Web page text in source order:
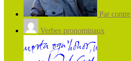
Par contre
Verbes pronominaux